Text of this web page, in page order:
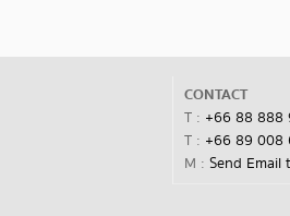
CONTACT
T : +66 88 888
T : +66 89 008
M : Send Email